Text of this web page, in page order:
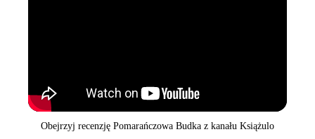
Obejrzyj recenzję Pomarańczowa Budka z kanału Książulo